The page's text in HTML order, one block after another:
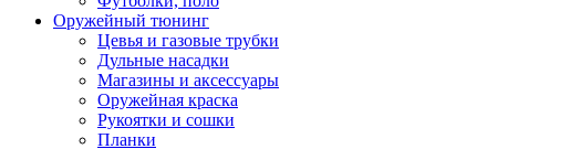
Оружейный тюнинг
Цевья и газовые трубки
Дульные насадки
Магазины и аксессуары
Оружейная краска
Рукоятки и сошки
Планки